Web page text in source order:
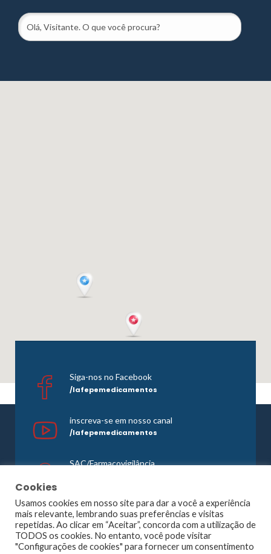
Siga-nos no Facebook
/lafepemedicamentos
inscreva-se em nosso canal
/lafepemedicamentos
SAC/Farmacovigilância
©1965 - 2026 Todos os direitos reservados. Lafepe |
Wordpress Optimized byAgência Planner
Cookies
Usamos cookies em nosso site para dar a você a experiência
mais relevante, lembrando suas preferências e visitas
repetidas. Ao clicar em “Aceitar”, concorda com a utilização de
TODOS os cookies. No entanto, você pode visitar
"Configurações de cookies" para fornecer um consentimento